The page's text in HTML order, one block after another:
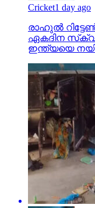
Cricket1 day ago
രാഹുൽ
ഏകദിന
ഇന്ത്യയെ